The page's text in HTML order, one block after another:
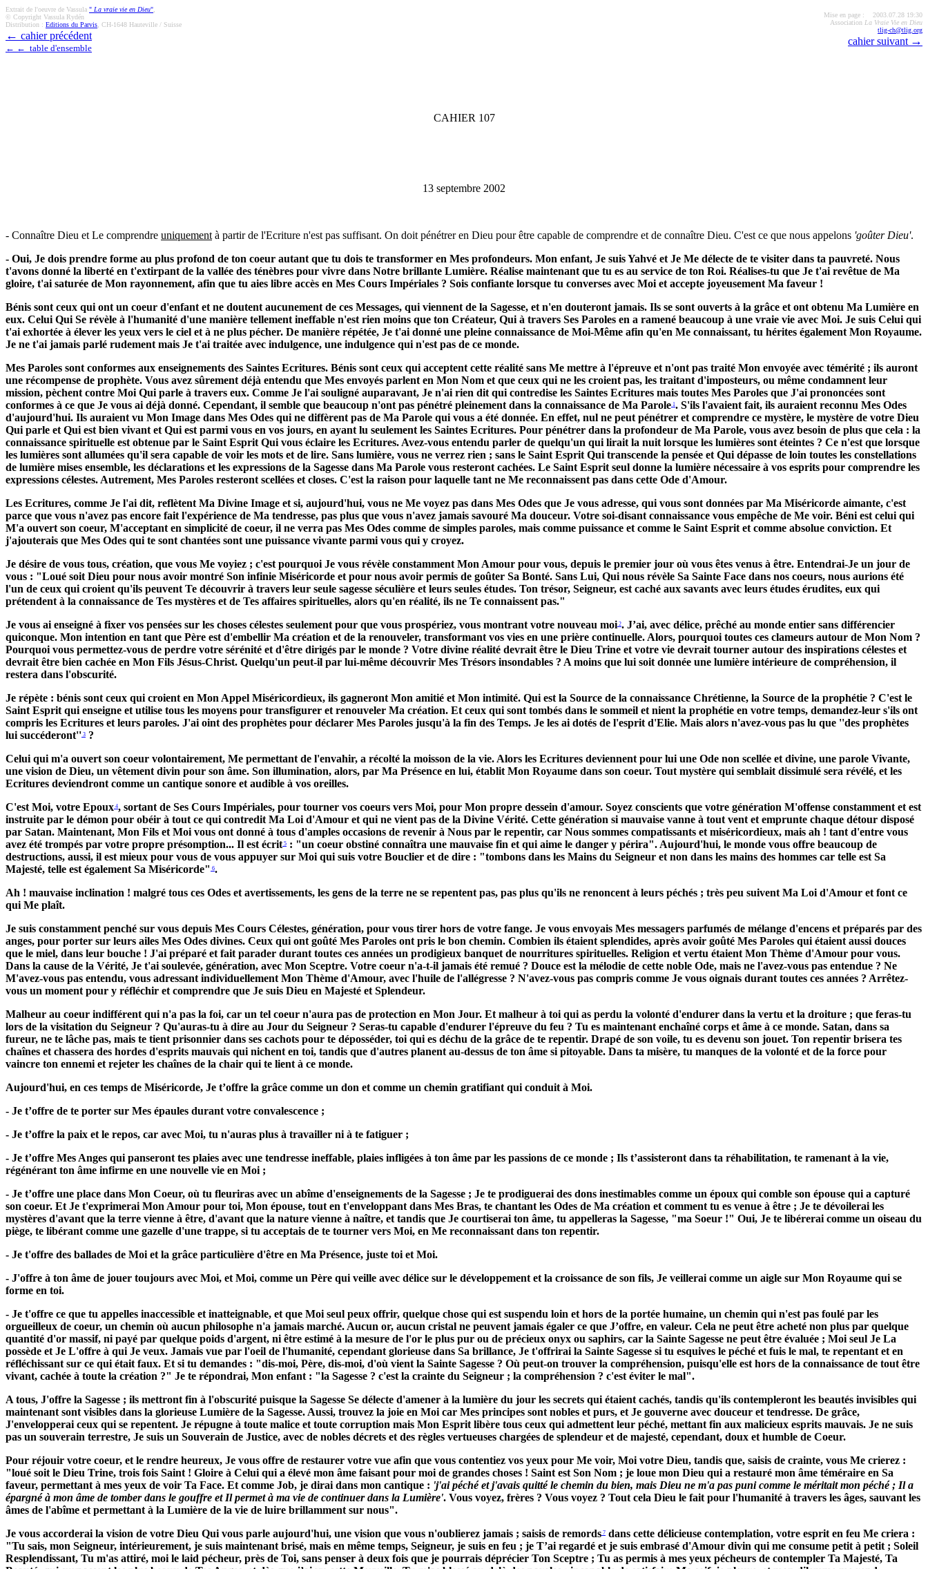
Extrait de l'oeuvre de Vassula " La vraie vie en Dieu"
© Copyright Vassula Rydén
Distribution : Editions du Parvis , CH-1648 Hauteville / Suisse
← cahier précédent
← ← table d'ensemble
Mise en page : 2003.07.28 19:30
Association La Vraie Vie en Dieu
tlig-ch@tlig.org
cahier suivant →
CAHIER 107
13 septembre 2002
- Connaître Dieu et Le comprendre uniquement à partir de l'Ecriture n'est pas suffisant. On doit pénétrer en Dieu pour être capable de comprendre et de connaître Dieu. C'est ce que nous appelons 'goûter Dieu'.
- Oui, Je dois prendre forme au plus profond de ton coeur autant que tu dois te transformer en Mes profondeurs. Mon enfant, Je suis Yahvé et Je Me délecte de te visiter dans ta pauvreté. Nous
t'avons donné la liberté en t'extirpant de la vallée des ténèbres pour vivre dans Notre brillante Lumière. Réalise maintenant que tu es au service de ton Roi. Réalises-tu que Je t'ai revêtue de Ma
gloire, t'ai saturée de Mon rayonnement, afin que tu aies libre accès en Mes Cours Impériales ? Sois confiante lorsque tu converses avec Moi et accepte joyeusement Ma faveur !
Bénis sont ceux qui ont un coeur d'enfant et ne doutent aucunement de ces Messages, qui viennent de la Sagesse, et n'en douteront jamais. Ils se sont ouverts à la grâce et ont obtenu Ma Lumière en
eux. Celui Qui Se révèle à l'humanité d'une manière tellement ineffable n'est rien moins que ton Créateur, Qui à travers Ses Paroles en a ramené beaucoup à une vraie vie avec Moi. Je suis Celui qui
t'ai exhortée à élever les yeux vers le ciel et à ne plus pécher. De manière répétée, Je t'ai donné une pleine connaissance de Moi-Même afin qu'en Me connaissant, tu hérites également Mon Royaume.
Je ne t'ai jamais parlé rudement mais Je t'ai traitée avec indulgence, une indulgence qui n'est pas de ce monde.
Mes Paroles sont conformes aux enseignements des Saintes Ecritures. Bénis sont ceux qui acceptent cette réalité sans Me mettre à l'épreuve et n'ont pas traité Mon envoyée avec témérité ; ils auront
une récompense de prophète. Vous avez sûrement déjà entendu que Mes envoyés parlent en Mon Nom et que ceux qui ne les croient pas, les traitant d'imposteurs, ou même condamnent leur
mission, pèchent contre Moi Qui parle à travers eux. Comme Je l'ai souligné auparavant, Je n'ai rien dit qui contredise les Saintes Ecritures mais toutes Mes Paroles que J'ai prononcées sont
conformes à ce que Je vous ai déjà donné. Cependant, il semble que beaucoup n'ont pas pénétré pleinement dans la connaissance de Ma Parole 1 . S'ils l'avaient fait, ils auraient reconnu Mes Odes
d'aujourd'hui. Ils auraient vu Mon Image dans Mes Odes qui ne diffèrent pas de Ma Parole qui vous a été donnée. En effet, nul ne peut pénétrer et comprendre ce mystère, le mystère de votre Dieu
Qui parle et Qui est bien vivant et Qui est parmi vous en vos jours, en ayant lu seulement les Saintes Ecritures. Pour pénétrer dans la profondeur de Ma Parole, vous avez besoin de plus que cela : la
connaissance spirituelle est obtenue par le Saint Esprit Qui vous éclaire les Ecritures. Avez-vous entendu parler de quelqu'un qui lirait la nuit lorsque les lumières sont éteintes ? Ce n'est que lorsque
les lumières sont allumées qu'il sera capable de voir les mots et de lire. Sans lumière, vous ne verrez rien ; sans le Saint Esprit Qui transcende la pensée et Qui dépasse de loin toutes les constellations
de lumière mises ensemble, les déclarations et les expressions de la Sagesse dans Ma Parole vous resteront cachées. Le Saint Esprit seul donne la lumière nécessaire à vos esprits pour comprendre les
expressions célestes. Autrement, Mes Paroles resteront scellées et closes. C'est la raison pour laquelle tant ne Me reconnaissent pas dans cette Ode d'Amour.
Les Ecritures, comme Je l'ai dit, reflètent Ma Divine Image et si, aujourd'hui, vous ne Me voyez pas dans Mes Odes que Je vous adresse, qui vous sont données par Ma Miséricorde aimante, c'est
parce que vous n'avez pas encore fait l'expérience de Ma tendresse, pas plus que vous n'avez jamais savouré Ma douceur. Votre soi-disant connaissance vous empêche de Me voir. Béni est celui qui
M'a ouvert son coeur, M'acceptant en simplicité de coeur, il ne verra pas Mes Odes comme de simples paroles, mais comme puissance et comme le Saint Esprit et comme absolue conviction. Et
j'ajouterais que Mes Odes qui te sont chantées sont une puissance vivante parmi vous qui y croyez.
Je désire de vous tous, création, que vous Me voyiez ; c'est pourquoi Je vous révèle constamment Mon Amour pour vous, depuis le premier jour où vous êtes venus à être. Entendrai-Je un jour de
vous : "Loué soit Dieu pour nous avoir montré Son infinie Miséricorde et pour nous avoir permis de goûter Sa Bonté. Sans Lui, Qui nous révèle Sa Sainte Face dans nos coeurs, nous aurions été
l'un de ceux qui croient qu'ils peuvent Te découvrir à travers leur seule sagesse séculière et leurs seules études. Ton trésor, Seigneur, est caché aux savants avec leurs études érudites, eux qui
prétendent à la connaissance de Tes mystères et de Tes affaires spirituelles, alors qu'en réalité, ils ne Te connaissent pas."
Je vous ai enseigné à fixer vos pensées sur les choses célestes seulement pour que vous prospériez, vous montrant votre nouveau moi 2. J’ai, avec délice, prêché au monde entier sans différencier
quiconque. Mon intention en tant que Père est d'embellir Ma création et de la renouveler, transformant vos vies en une prière continuelle. Alors, pourquoi toutes ces clameurs autour de Mon Nom ?
Pourquoi vous permettez-vous de perdre votre sérénité et d'être dirigés par le monde ? Votre divine réalité devrait être le Dieu Trine et votre vie devrait tourner autour des inspirations célestes et
devrait être bien cachée en Mon Fils Jésus-Christ. Quelqu'un peut-il par lui-même découvrir Mes Trésors insondables ? A moins que lui soit donnée une lumière intérieure de compréhension, il
restera dans l'obscurité.
Je répète : bénis sont ceux qui croient en Mon Appel Miséricordieux, ils gagneront Mon amitié et Mon intimité. Qui est la Source de la connaissance Chrétienne, la Source de la prophétie ? C'est le
Saint Esprit qui enseigne et utilise tous les moyens pour transfigurer et renouveler Ma création. Et ceux qui sont tombés dans le sommeil et nient la prophétie en votre temps, demandez-leur s'ils ont
compris les Ecritures et leurs paroles. J'ai oint des prophètes pour déclarer Mes Paroles jusqu'à la fin des Temps. Je les ai dotés de l'esprit d'Elie. Mais alors n'avez-vous pas lu que ''des prophètes
lui succéderont'' 3 ?
Celui qui m'a ouvert son coeur volontairement, Me permettant de l'envahir, a récolté la moisson de la vie. Alors les Ecritures deviennent pour lui une Ode non scellée et divine, une parole Vivante,
une vision de Dieu, un vêtement divin pour son âme. Son illumination, alors, par Ma Présence en lui, établit Mon Royaume dans son coeur. Tout mystère qui semblait dissimulé sera révélé, et les
Ecritures deviendront comme un cantique sonore et audible à vos oreilles.
C'est Moi, votre Epoux 4, sortant de Ses Cours Impériales, pour tourner vos coeurs vers Moi, pour Mon propre dessein d'amour. Soyez conscients que votre génération M'offense constamment et est
instruite par le démon pour obéir à tout ce qui contredit Ma Loi d'Amour et qui ne vient pas de la Divine Vérité. Cette génération si mauvaise vanne à tout vent et emprunte chaque détour disposé
par Satan. Maintenant, Mon Fils et Moi vous ont donné à tous d'amples occasions de revenir à Nous par le repentir, car Nous sommes compatissants et miséricordieux, mais ah ! tant d'entre vous
avez été trompés par votre propre présomption... Il est écrit 5 : "un coeur obstiné connaîtra une mauvaise fin et qui aime le danger y périra". Aujourd'hui, le monde vous offre beaucoup de
destructions, aussi, il est mieux pour vous de vous appuyer sur Moi qui suis votre Bouclier et de dire : "tombons dans les Mains du Seigneur et non dans les mains des hommes car telle est Sa
Majesté, telle est également Sa Miséricorde" 6.
Ah ! mauvaise inclination ! malgré tous ces Odes et avertissements, les gens de la terre ne se repentent pas, pas plus qu'ils ne renoncent à leurs péchés ; très peu suivent Ma Loi d'Amour et font ce
qui Me plaît.
Je suis constamment penché sur vous depuis Mes Cours Célestes, génération, pour vous tirer hors de votre fange. Je vous envoyais Mes messagers parfumés de mélange d'encens et préparés par des
anges, pour porter sur leurs ailes Mes Odes divines. Ceux qui ont goûté Mes Paroles ont pris le bon chemin. Combien ils étaient splendides, après avoir goûté Mes Paroles qui étaient aussi douces
que le miel, dans leur bouche ! J'ai préparé et fait parader durant toutes ces années un prodigieux banquet de nourritures spirituelles. Religion et vertu étaient Mon Thème d'Amour pour vous.
Dans la cause de la Vérité, Je t'ai soulevée, génération, avec Mon Sceptre. Votre coeur n'a-t-il jamais été remué ? Douce est la mélodie de cette noble Ode, mais ne l'avez-vous pas entendue ? Ne
M'avez-vous pas entendu, vous adressant individuellement Mon Thème d'Amour, avec l'huile de l'allégresse ? N'avez-vous pas compris comme Je vous oignais durant toutes ces années ? Arrêtez-
vous un moment pour y réfléchir et comprendre que Je suis Dieu en Majesté et Splendeur.
Malheur au coeur indifférent qui n'a pas la foi, car un tel coeur n'aura pas de protection en Mon Jour. Et malheur à toi qui as perdu la volonté d'endurer dans la vertu et la droiture ; que feras-tu
lors de la visitation du Seigneur ? Qu'auras-tu à dire au Jour du Seigneur ? Seras-tu capable d'endurer l'épreuve du feu ? Tu es maintenant enchaîné corps et âme à ce monde. Satan, dans sa
fureur, ne te lâche pas, mais te tient prisonnier dans ses cachots pour te déposséder, toi qui es déchu de la grâce de te repentir. Drapé de son voile, tu es devenu son jouet. Ton repentir brisera tes
chaînes et chassera des hordes d'esprits mauvais qui nichent en toi, tandis que d'autres planent au-dessus de ton âme si pitoyable. Dans ta misère, tu manques de la volonté et de la force pour
vaincre ton ennemi et rejeter les chaînes de la chair qui te lient à ce monde.
Aujourd'hui, en ces temps de Miséricorde, Je t’offre la grâce comme un don et comme un chemin gratifiant qui conduit à Moi.
- Je t’offre de te porter sur Mes épaules durant votre convalescence ;
- Je t’offre la paix et le repos, car avec Moi, tu n'auras plus à travailler ni à te fatiguer ;
- Je t’offre Mes Anges qui panseront tes plaies avec une tendresse ineffable, plaies infligées à ton âme par les passions de ce monde ; Ils t’assisteront dans ta réhabilitation, te ramenant à la vie,
régénérant ton âme infirme en une nouvelle vie en Moi ;
- Je t’offre une place dans Mon Coeur, où tu fleuriras avec un abîme d'enseignements de la Sagesse ; Je te prodiguerai des dons inestimables comme un époux qui comble son épouse qui a capturé
son coeur. Et Je t'exprimerai Mon Amour pour toi, Mon épouse, tout en t'enveloppant dans Mes Bras, te chantant les Odes de Ma création et comment tu es venue à être ; Je te dévoilerai les
mystères d'avant que la terre vienne à être, d'avant que la nature vienne à naître, et tandis que Je courtiserai ton âme, tu appelleras la Sagesse, "ma Soeur !" Oui, Je te libérerai comme un oiseau du
piège, te libérant comme une gazelle d'une trappe, si tu acceptais de te tourner vers Moi, en Me reconnaissant dans ton repentir.
- Je t'offre des ballades de Moi et la grâce particulière d'être en Ma Présence, juste toi et Moi.
- J'offre à ton âme de jouer toujours avec Moi, et Moi, comme un Père qui veille avec délice sur le développement et la croissance de son fils, Je veillerai comme un aigle sur Mon Royaume qui se
forme en toi.
- Je t'offre ce que tu appelles inaccessible et inatteignable, et que Moi seul peux offrir, quelque chose qui est suspendu loin et hors de la portée humaine, un chemin qui n'est pas foulé par les
orgueilleux de coeur, un chemin où aucun philosophe n'a jamais marché. Aucun or, aucun cristal ne peuvent jamais égaler ce que J’offre, en valeur. Cela ne peut être acheté non plus par quelque
quantité d'or massif, ni payé par quelque poids d'argent, ni être estimé à la mesure de l'or le plus pur ou de précieux onyx ou saphirs, car la Sainte Sagesse ne peut être évaluée ; Moi seul Je La
possède et Je L'offre à qui Je veux. Jamais vue par l'oeil de l'humanité, cependant glorieuse dans Sa brillance, Je t'offrirai la Sainte Sagesse si tu esquives le péché et fuis le mal, te repentant et en
réfléchissant sur ce qui était faux. Et si tu demandes : "dis-moi, Père, dis-moi, d'où vient la Sainte Sagesse ? Où peut-on trouver la compréhension, puisqu'elle est hors de la connaissance de tout être
vivant, cachée à toute la création ?" Je te répondrai, Mon enfant : "la Sagesse ? c'est la crainte du Seigneur ; la compréhension ? c'est éviter le mal".
A tous, J'offre la Sagesse ; ils mettront fin à l'obscurité puisque la Sagesse Se délecte d'amener à la lumière du jour les secrets qui étaient cachés, tandis qu'ils contempleront les beautés invisibles qui
maintenant sont visibles dans la glorieuse Lumière de la Sagesse. Aussi, trouvez la joie en Moi car Mes principes sont nobles et purs, et Je gouverne avec douceur et tendresse. De grâce,
J'envelopperai ceux qui se repentent. Je répugne à toute malice et toute corruption mais Mon Esprit libère tous ceux qui admettent leur péché, mettant fin aux malicieux esprits mauvais. Je ne suis
pas un souverain terrestre, Je suis un Souverain de Justice, avec de nobles décrets et des règles vertueuses chargées de splendeur et de majesté, cependant, doux et humble de Coeur.
Pour réjouir votre coeur, et le rendre heureux, Je vous offre de restaurer votre vue afin que vous contentiez vos yeux pour Me voir, Moi votre Dieu, tandis que, saisis de crainte, vous Me crierez :
"loué soit le Dieu Trine, trois fois Saint ! Gloire à Celui qui a élevé mon âme faisant pour moi de grandes choses ! Saint est Son Nom ; je loue mon Dieu qui a restauré mon âme téméraire en Sa
faveur, permettant à mes yeux de voir Ta Face. Et comme Job, je dirai dans mon cantique : 'j'ai péché et j'avais quitté le chemin du bien, mais Dieu ne m'a pas puni comme le méritait mon péché ; Il a
épargné à mon âme de tomber dans le gouffre et Il permet à ma vie de continuer dans la Lumière'. Vous voyez, frères ? Vous voyez ? Tout cela Dieu le fait pour l'humanité à travers les âges, sauvant les
âmes de l'abîme et permettant à la Lumière de la vie de luire brillamment sur nous".
Je vous accorderai la vision de votre Dieu Qui vous parle aujourd'hui, une vision que vous n'oublierez jamais ; saisis de remords 7 dans cette délicieuse contemplation, votre esprit en feu Me criera :
"Tu sais, mon Seigneur, intérieurement, je suis maintenant brisé, mais en même temps, Seigneur, je suis en feu ; je T’ai regardé et je suis embrasé d'Amour divin qui me consume petit à petit ; Soleil
Resplendissant, Tu m'as attiré, moi le laid pécheur, près de Toi, sans penser à deux fois que je pourrais déprécier Ton Sceptre ; Tu as permis à mes yeux pécheurs de contempler Ta Majesté, Ta